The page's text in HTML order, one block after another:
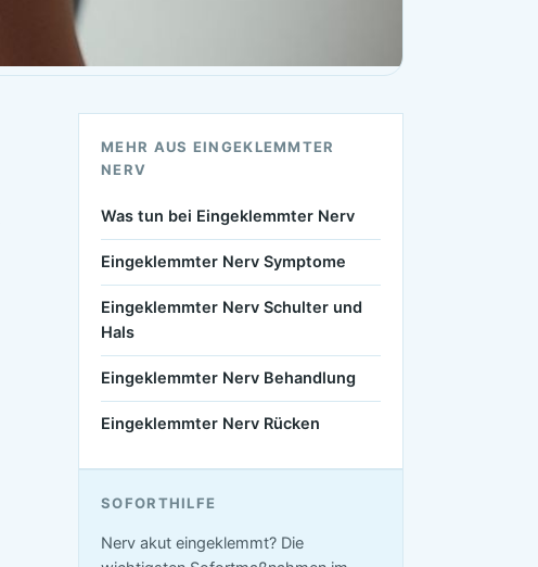
MEHR AUS EINGEKLEMMTER
NERV
Was tun bei Eingeklemmter Nerv
Eingeklemmter Nerv Symptome
Eingeklemmter Nerv Schulter und
Hals
Eingeklemmter Nerv Behandlung
Eingeklemmter Nerv Rücken
SOFORTHILFE
Nerv akut eingeklemmt? Die